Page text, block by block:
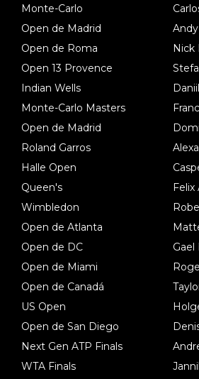
Monte-Carlo
Open de Madrid
Open de Roma
Open 13 Provence
Indian Wells
Monte-Carlo Masters
Open de Madrid
Roland Garros
Halle Open
Queen's
Wimbledon
Open de Atlanta
Open de DC
Open de Miami
Open de Canadá
US Open
Open de San Diego
Next Gen ATP Finals
WTA Finals
Nick
Felix
Gael